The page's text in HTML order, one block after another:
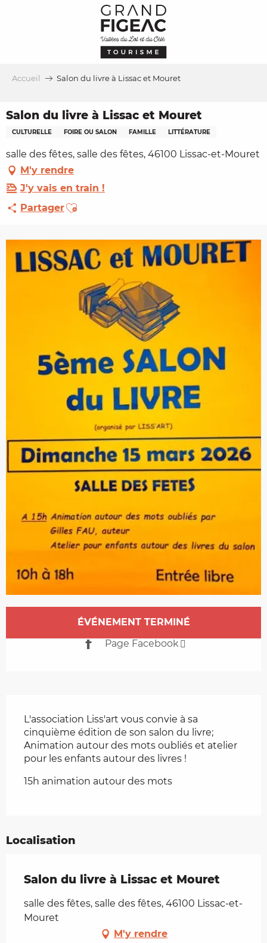
Accueil Salon du livre à Lissac et Mouret
Salon du livre à Lissac et Mouret
CULTURELLE FOIRE OU SALON FAMILLE LITTÉRATURE
salle des fêtes, salle des fêtes, 46100 Lissac-et-Mouret
M'y rendre
J'y vais en train !
PartagerAjouter aux favoris
Ouverture et coordonnées
ÉVÉNEMENT TERMINÉ
Page Facebook
L'association Liss'art vous convie à sa
cinquième édition de son salon du livre;
Animation autour des mots oubliés et atelier
pour les enfants autour des livres !
15h animation autour des mots
Localisation
Salon du livre à Lissac et Mouret
salle des fêtes, salle des fêtes, 46100 Lissac-et-
Mouret
M'y rendre